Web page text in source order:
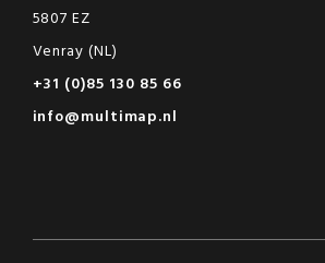
5807 EZ
Venray (NL)
+31 (0)85 130 85 66
info@multimap.nl